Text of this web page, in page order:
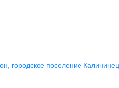
городское поселение Калининец